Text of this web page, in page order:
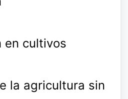
en cultivos
la agricultura sin